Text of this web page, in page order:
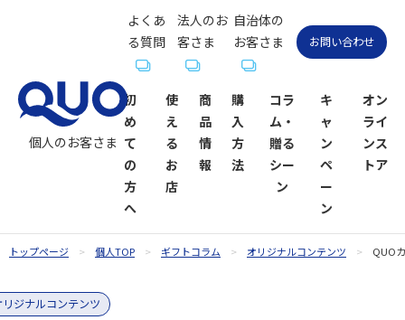
個人のお客さま
初
め
て
の
方
へ
使
え
る
お
店
ドが使え
商
品
情
報
ド
購
入
方
法
コラ
ム・
贈る
シー
ン
ラム一覧
キ
ャ
ン
ペ
ー
ン
オン
ライ
ンス
トア
ドオンラ
よくあ
る質問
法人のお
客さま
自治体の
お客さま
お問い合わせ
トップページ 個人TOP ギフトコラム オリジナルコンテンツ QUO
リジナルコンテンツ